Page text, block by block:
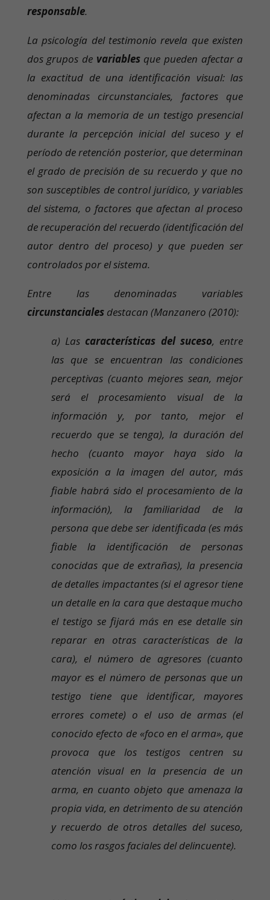
responsable.
La psicología del testimonio revela que existen
dos grupos de variablesque pueden afectar a
la exactitud de una identificación visual: las
denominadas circunstanciales, factores que
afectan a la memoria de un testigo presencial
durante la percepción inicial del suceso y el
período de retención posterior, que determinan
el grado de precisión de su recuerdo y que no
son susceptibles de control jurídico, y variables
del sistema, o factores que afectan al proceso
de recuperación del recuerdo (identificación del
autor dentro del proceso) y que pueden ser
controlados por el sistema.
Entre las denominadas variables
circunstancialesdestacan (Manzanero (2010):
a) Las características del suceso, entre
las que se encuentran las condiciones
perceptivas (cuanto mejores sean, mejor
será el procesamiento visual de la
información y, por tanto, mejor el
recuerdo que se tenga), la duración del
hecho (cuanto mayor haya sido la
exposición a la imagen del autor, más
fiable habrá sido el procesamiento de la
información), la familiaridad de la
persona que debe ser identificada (es más
fiable la identificación de personas
conocidas que de extrañas), la presencia
de detalles impactantes (si el agresor tiene
un detalle en la cara que destaque mucho
el testigo se fijará más en ese detalle sin
reparar en otras características de la
cara), el número de agresores (cuanto
mayor es el número de personas que un
testigo tiene que identificar, mayores
errores comete) o el uso de armas (el
conocido efecto de «foco en el arma», que
provoca que los testigos centren su
atención visual en la presencia de un
arma, en cuanto objeto que amenaza la
propia vida, en detrimento de su atención
y recuerdo de otros detalles del suceso,
como los rasgos faciales del delincuente).